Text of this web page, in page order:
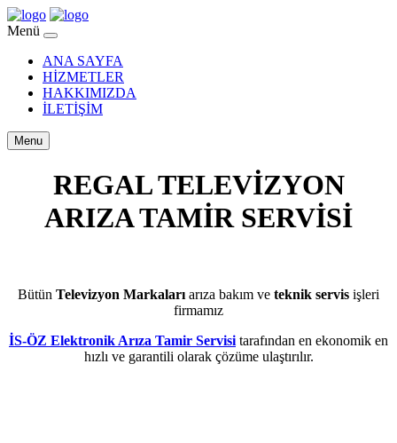
Menü
ANA SAYFA
HİZMETLER
HAKKIMIZDA
İLETİŞİM
Menu
REGAL TELEVİZYON
ARIZA TAMİR SERVİSİ
Bütün Televizyon Markaları arıza bakım ve teknik servis işleri
firmamız
İS-ÖZ Elektronik Arıza Tamir Servisi tarafından en ekonomik en
hızlı ve garantili olarak çözüme ulaştırılır.